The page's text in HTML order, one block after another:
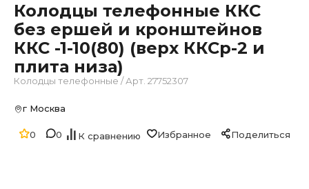
Колодцы телефонные ККС
без ершей и кронштейнов
ККС -1-10(80) (верх ККСр-2 и
плита низа)
Колодцы телефонные /Арт. 27752307
0 0 К сравнению Избранное Поделиться
г Москва